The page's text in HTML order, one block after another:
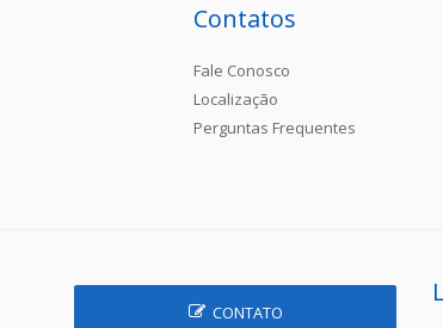
Contatos
Fale Conosco
Localização
Perguntas Frequentes
CONTATO